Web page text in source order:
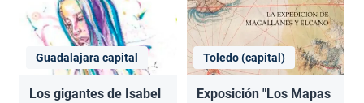
Guadalajara capital
Los gigantes de Isabel
Toledo (capital)
Exposición "Los Mapas